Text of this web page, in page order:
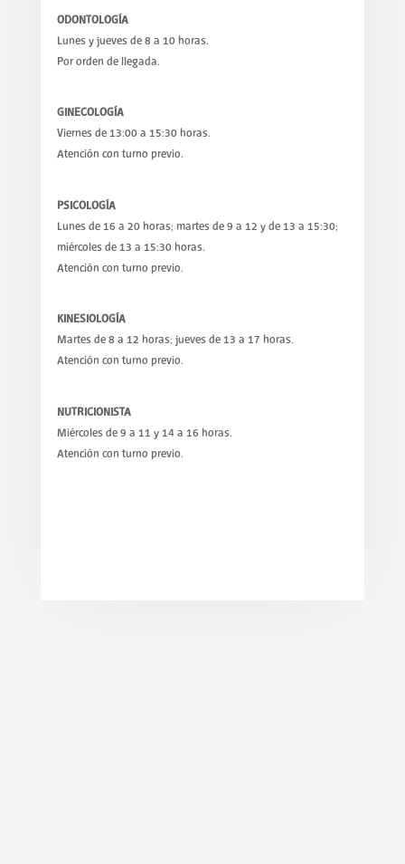
ODONTOLOGÍA
Lunes y jueves de 8 a 10 horas.
Por orden de llegada.
GINECOLOGÍA
Viernes de 13:00 a 15:30 horas.
Atención con turno previo.
PSICOLOGÍA
Lunes de 16 a 20 horas; martes de 9 a 12 y de 13 a 15:30;
miércoles de 13 a 15:30 horas.
Atención con turno previo.
KINESIOLOGÍA
Martes de 8 a 12 horas; jueves de 13 a 17 horas.
Atención con turno previo.
NUTRICIONISTA
Miércoles de 9 a 11 y 14 a 16 horas.
Atención con turno previo.